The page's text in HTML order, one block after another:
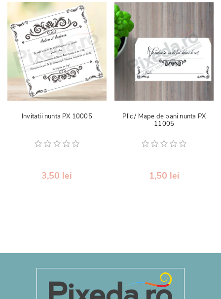
Invitatii nunta PX 10005
3,50 lei
Plic / Mape de bani nunta PX
11005
1,50 lei